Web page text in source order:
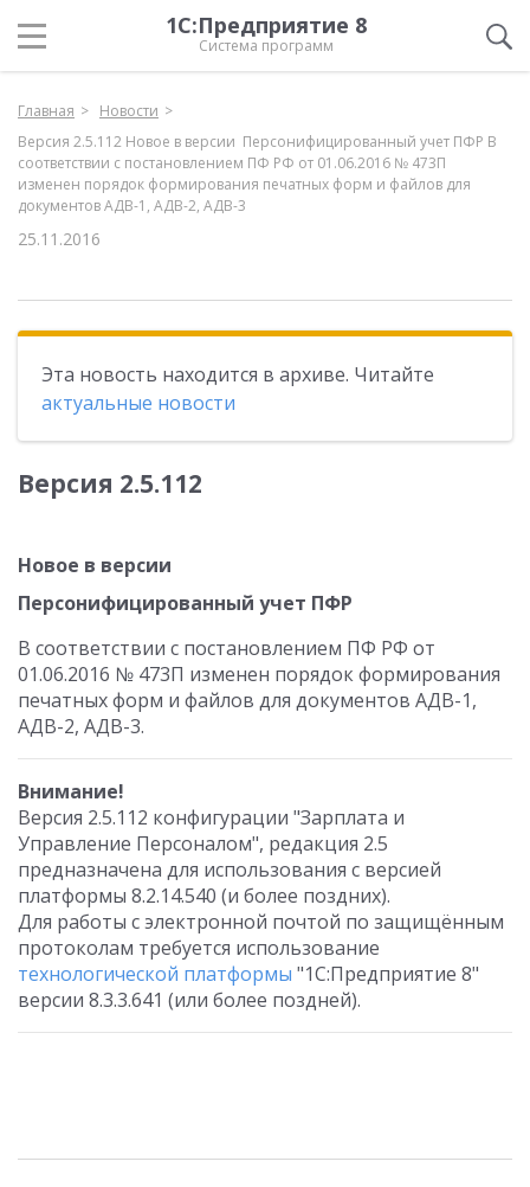
1С:Предприятие 8
Система программ
Главная
Новости
Версия 2.5.112 Новое в версии Персонифицированный учет ПФР В
соответствии с постановлением ПФ РФ от 01.06.2016 № 473П
изменен порядок формирования печатных форм и файлов для
документов АДВ-1, АДВ-2, АДВ-3
25.11.2016
Эта новость находится в архиве. Читайте
актуальные новости
Версия 2.5.112
Новое в версии
Персонифицированный учет ПФР
В соответствии с постановлением ПФ РФ от
01.06.2016 № 473П изменен порядок формирования
печатных форм и файлов для документов АДВ-1,
АДВ-2, АДВ-3.
Внимание!
Версия 2.5.112 конфигурации "Зарплата и
Управление Персоналом", редакция 2.5
предназначена для использования с версией
платформы 8.2.14.540 (и более поздних).
Для работы с электронной почтой по защищённым
протоколам требуется использование
технологической платформы "1С:Предприятие 8"
версии 8.3.3.641 (или более поздней).